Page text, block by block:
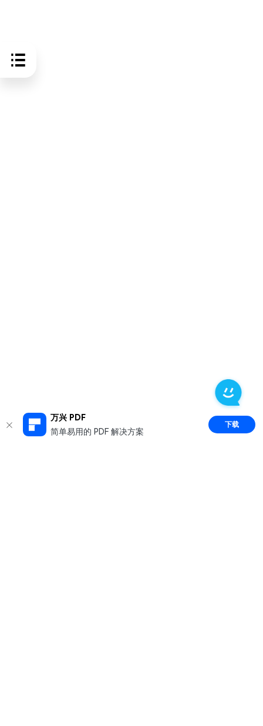
万兴 PDF
简单易用的 PDF 解决方案
下载